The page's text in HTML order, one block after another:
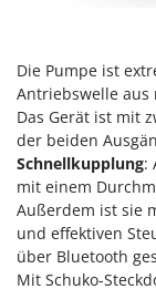
Sortierer
T
I
Idromatic
Il-Tec
Imperia
Infaco
Intec
Intex
Iseki
Die Pumpe ist
Antriebswelle aus
Das Gerät ist mit
der beiden
Schnellkupplung:
mit einem
Außerdem ist sie
und effektiven
über Bluetooth
Mit Schuko-